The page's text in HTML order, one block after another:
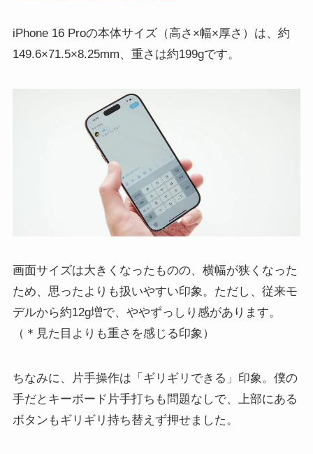
iPhone 16 Proの本体サイズ（高さ×幅×厚さ）は、約
149.6×71.5×8.25mm、重さは約199gです。
画面サイズは大きくなったものの、横幅が狭くなった
ため、思ったよりも扱いやすい印象。ただし、従来モ
デルから約12g増で、ややずっしり感があります。
（＊見た目よりも重さを感じる印象）
ちなみに、片手操作は「ギリギリできる」印象。僕の
手だとキーボード片手打ちも問題なしで、上部にある
ボタンもギリギリ持ち替えず押せました。